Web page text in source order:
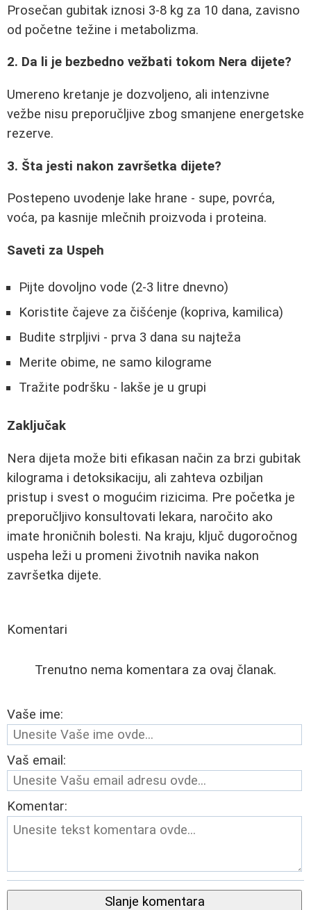
Prosečan gubitak iznosi 3-8 kg za 10 dana, zavisno
od početne težine i metabolizma.
2. Da li je bezbedno vežbati tokom Nera dijete?
Umereno kretanje je dozvoljeno, ali intenzivne
vežbe nisu preporučljive zbog smanjene energetske
rezerve.
3. Šta jesti nakon završetka dijete?
Postepeno uvodenje lake hrane - supe, povrća,
voća, pa kasnije mlečnih proizvoda i proteina.
Saveti za Uspeh
Pijte dovoljno vode (2-3 litre dnevno)
Koristite čajeve za čišćenje (kopriva, kamilica)
Budite strpljivi - prva 3 dana su najteža
Merite obime, ne samo kilograme
Tražite podršku - lakše je u grupi
Zaključak
Nera dijeta može biti efikasan način za brzi gubitak
kilograma i detoksikaciju, ali zahteva ozbiljan
pristup i svest o mogućim rizicima. Pre početka je
preporučljivo konsultovati lekara, naročito ako
imate hroničnih bolesti. Na kraju, ključ dugoročnog
uspeha leži u promeni životnih navika nakon
završetka dijete.
Komentari
Trenutno nema komentara za ovaj članak.
Vaše ime:
Vaš email:
Komentar:
Slanje komentara